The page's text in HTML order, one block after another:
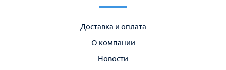
Доставка и оплата
О компании
Новости